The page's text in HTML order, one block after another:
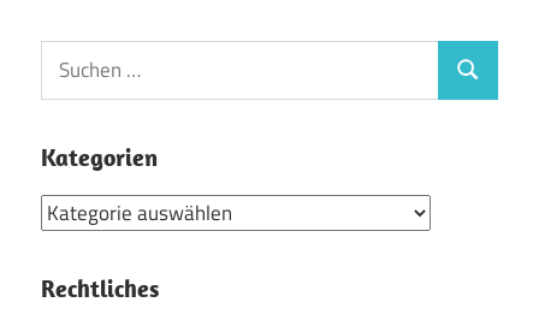
Suchen
nach:
Suchen
Kategorien
Kategorien
Rechtliches